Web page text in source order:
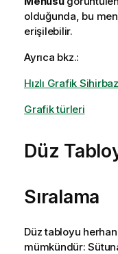
olduğunda, bu
erişilebilir.
Ayrıca bkz.:
Hızlı Grafik
Grafik türleri
Düz
Sıralama
Düz tabloyu
mümkündür: